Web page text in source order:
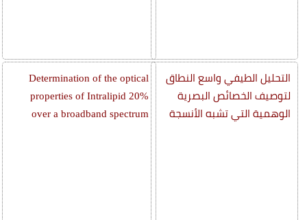
التحليل الطيفي واسع النطاق
لتوصيف الخصائص البصرية
الوهمية التي تشبه الأنسجة
Determination of the optical
properties of Intralipid 20%
over a broadband spectrum